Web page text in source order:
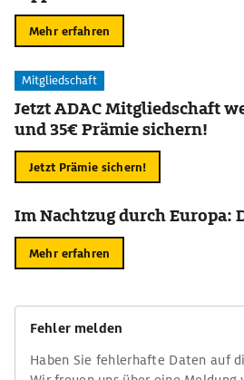
Mehr erfahren
Mitgliedschaft
Jetzt ADAC Mitgliedschaft
und 35€ Prämie sichern!
Jetzt Prämie sichern!
Im Nachtzug durch Europa:
Mehr erfahren
Fehler melden
Haben Sie fehlerhafte Daten auf